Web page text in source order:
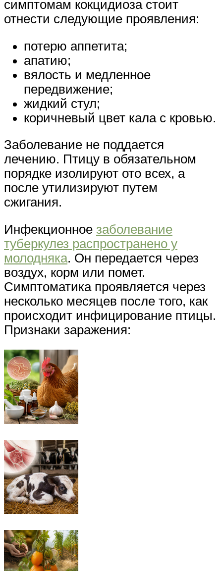
симптомам кокцидиоза стоит
отнести следующие проявления:
потерю аппетита;
апатию;
вялость и медленное
передвижение;
жидкий стул;
коричневый цвет кала с кровью.
Заболевание не поддается
лечению. Птицу в обязательном
порядке изолируют ото всех, а
после утилизируют путем
сжигания.
Инфекционное заболевание
туберкулез распространено у
молодняка. Он передается через
воздух, корм или помет.
Симптоматика проявляется через
несколько месяцев после того, как
происходит инфицирование птицы.
Признаки заражения: